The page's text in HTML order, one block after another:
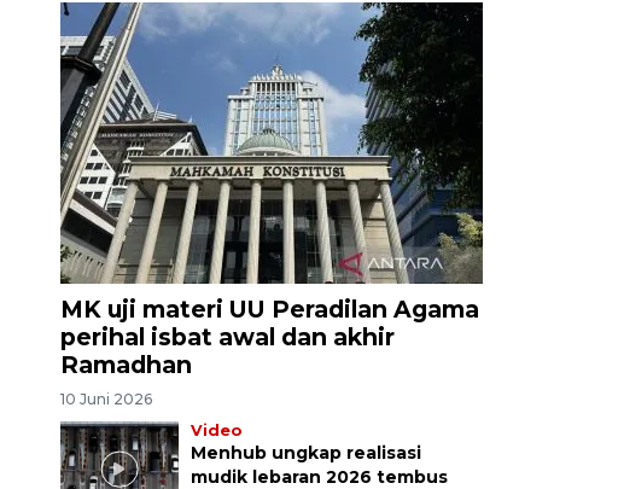
MK uji materi UU Peradilan Agama
perihal isbat awal dan akhir
Ramadhan
10 Juni 2026
Video
Menhub ungkap realisasi
mudik lebaran 2026 tembus